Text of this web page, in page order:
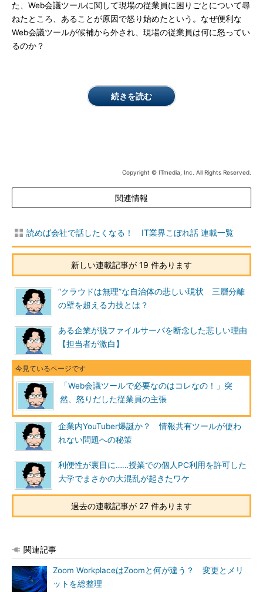
た、Web会議ツールに関して現場の従業員に困りごとについて尋
ねたところ、あることが原因で怒り始めたという。なぜ便利な
Web会議ツールが候補から外され、現場の従業員は何に怒ってい
るのか？
続きを読む
Copyright © ITmedia, Inc. All Rights Reserved.
関連情報
読めば会社で話したくなる！ IT業界こぼれ話 連載一覧
新しい連載記事が 19 件あります
“クラウドは無理”な自治体の悲しい現状 三層分離
の壁を超える力技とは？
ある企業が脱ファイルサーバを断念した悲しい理由
【担当者が激白】
「Web会議ツールで必要なのはコレなの！」突
然、怒りだした従業員の主張
企業内YouTuber爆誕か？ 情報共有ツールが使わ
れない問題への秘策
利便性が裏目に……授業での個人PC利用を許可した
大学でまさかの大混乱が起きたワケ
過去の連載記事が 27 件あります
関連記事
Zoom WorkplaceはZoomと何が違う？ 変更とメリ
ットを総整理